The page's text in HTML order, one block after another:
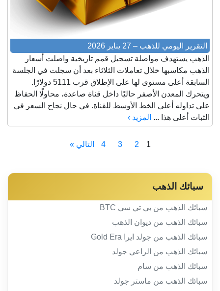
التقرير اليومي للذهب – 27 يناير 2026
الذهب يستهدف مواصلة تسجيل قمم تاريخية واصلت أسعار
الذهب مكاسبها خلال تعاملات الثلاثاء بعد أن سجلت في الجلسة
السابقة أعلى مستوى لها على الإطلاق قرب 5111 دولارًا.
ويتحرك المعدن الأصفر حاليًا داخل قناة صاعدة، محاولًا الحفاظ
على تداوله أعلى الخط الأوسط للقناة. في حال نجاح السعر في
الثبات أعلى هذا ... المزيد ›
1
2
3
4 التالي »
سبائك الذهب
سبائك الذهب من بي تي سي BTC
سبائك الذهب من ديوان الذهب
سبائك الذهب من جولد ايرا Gold Era
سبائك الذهب من الراعي جولد
سبائك الذهب من سام
سبائك الذهب من ماستر جولد